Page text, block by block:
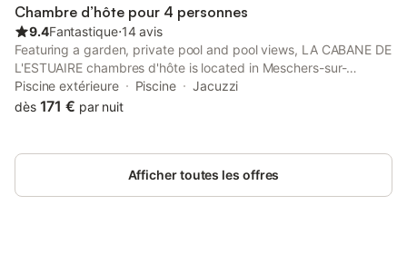
Chambre d’hôte pour 4 personnes
9.4Fantastique⋅14 avis
Featuring a garden, private pool and pool views, LA CABANE DE
L'ESTUAIRE chambres d'hôte is located in Meschers-sur-
Gironde. This beachfront property offers access to a terrace,
free private parking and free WiFi.
Piscine extérieure Piscine
Jacuzzi
dès 171 € par nuit
Afficher toutes les offres